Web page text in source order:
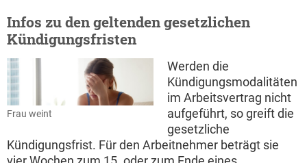
Infos zu den geltenden gesetzlichen
Kündigungsfristen
Frau weint
Werden die
Kündigungsmodalitäten
im Arbeitsvertrag nicht
aufgeführt, so greift die
gesetzliche
Kündigungsfrist. Für den Arbeitnehmer beträgt sie